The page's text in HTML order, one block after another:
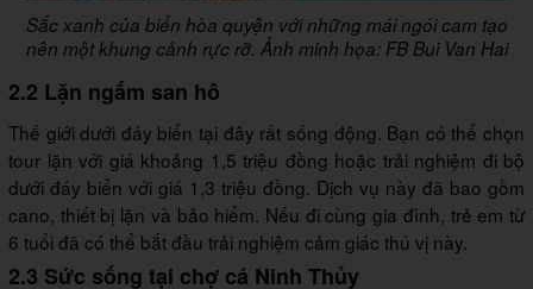
Sắc xanh của biển hòa quyện với những mái ngói cam tạo
nên một khung cảnh rực rỡ. Ảnh minh họa: FB Bui Van Hai
2.2 Lặn ngắm san hô
Thế giới dưới đáy biển tại đây rất sống động. Bạn có thể chọn
tour lặn với giá khoảng 1,5 triệu đồng hoặc trải nghiệm đi bộ
dưới đáy biển với giá 1,3 triệu đồng. Dịch vụ này đã bao gồm
cano, thiết bị lặn và bảo hiểm. Nếu đi cùng gia đình, trẻ em từ
6 tuổi đã có thể bắt đầu trải nghiệm cảm giác thú vị này.
2.3 Sức sống tại chợ cá Ninh Thủy